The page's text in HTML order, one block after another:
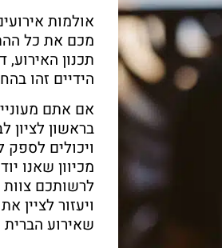
אולמות
מכם את כל
תכנון
הידיים זהו
אם אתם
ויכולים
מכיוון שאנו
לרשותכם
ויעזור לציין
שאירוע